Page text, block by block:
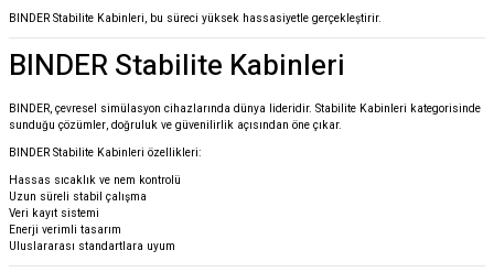
BINDER Stabilite Kabinleri, bu süreci yüksek hassasiyetle gerçekleştirir.
BINDER Stabilite Kabinleri
BINDER, çevresel simülasyon cihazlarında dünya lideridir. Stabilite Kabinleri kategorisinde
sunduğu çözümler, doğruluk ve güvenilirlik açısından öne çıkar.
BINDER Stabilite Kabinleri özellikleri:
Hassas sıcaklık ve nem kontrolü
Uzun süreli stabil çalışma
Veri kayıt sistemi
Enerji verimli tasarım
Uluslararası standartlara uyum